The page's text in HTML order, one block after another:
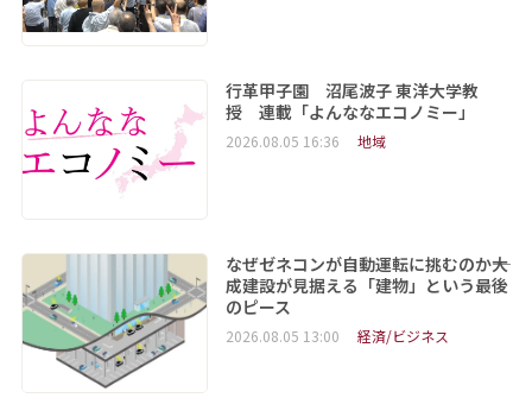
行革甲子園 沼尾波子 東洋大学教
授 連載「よんななエコノミー」
2026.08.05 16:36 地域
なぜゼネコンが自動運転に挑むのか――大
成建設が見据える「建物」という最後
のピース
2026.08.05 13:00 経済/ビジネス